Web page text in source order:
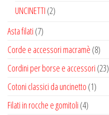
UNCINETTI (2)
Asta filati (7)
Corde e accessori macramè (8)
Cordini per borse e accessori (23)
Cotoni classici da uncinetto (1)
Filati in rocche e gomitoli (4)